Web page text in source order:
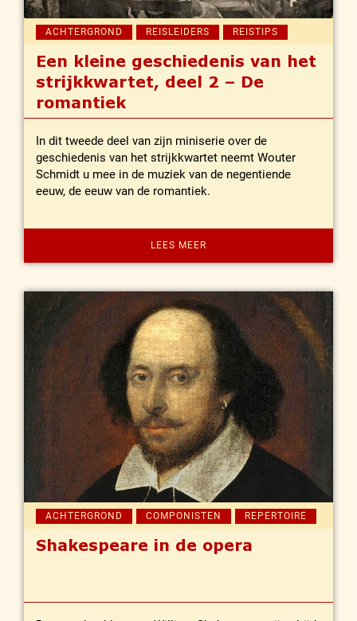
ACHTERGROND REISLEIDERS REISTIPS
Een kleine geschiedenis van het
strijkkwartet, deel 2 – De
romantiek
In dit tweede deel van zijn miniserie over de
geschiedenis van het strijkkwartet neemt Wouter
Schmidt u mee in de muziek van de negentiende
eeuw, de eeuw van de romantiek.
LEES MEER
ACHTERGROND COMPONISTEN REPERTOIRE
Shakespeare in de opera